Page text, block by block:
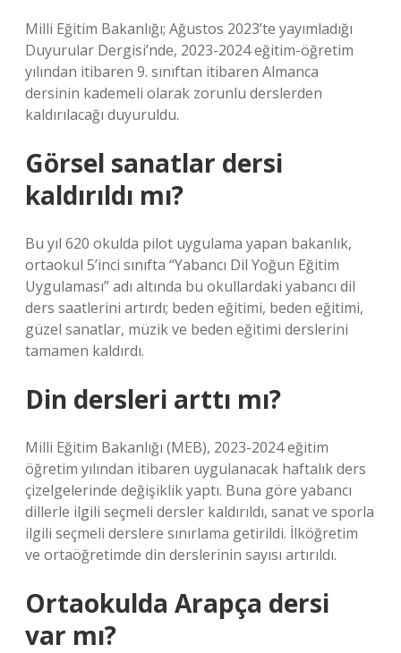
Milli Eğitim Bakanlığı; Ağustos 2023’te yayımladığı
Duyurular Dergisi’nde, 2023-2024 eğitim-öğretim
yılından itibaren 9. sınıftan itibaren Almanca
dersinin kademeli olarak zorunlu derslerden
kaldırılacağı duyuruldu.
Görsel sanatlar dersi
kaldırıldı mı?
Bu yıl 620 okulda pilot uygulama yapan bakanlık,
ortaokul 5’inci sınıfta “Yabancı Dil Yoğun Eğitim
Uygulaması” adı altında bu okullardaki yabancı dil
ders saatlerini artırdı; beden eğitimi, beden eğitimi,
güzel sanatlar, müzik ve beden eğitimi derslerini
tamamen kaldırdı.
Din dersleri arttı mı?
Milli Eğitim Bakanlığı (MEB), 2023-2024 eğitim
öğretim yılından itibaren uygulanacak haftalık ders
çizelgelerinde değişiklik yaptı. Buna göre yabancı
dillerle ilgili seçmeli dersler kaldırıldı, sanat ve sporla
ilgili seçmeli derslere sınırlama getirildi. İlköğretim
ve ortaöğretimde din derslerinin sayısı artırıldı.
Ortaokulda Arapça dersi
var mı?